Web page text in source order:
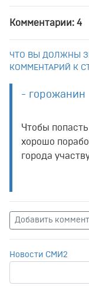
Комментарии: 4
ЧТО ВЫ ДОЛЖНЫ
КОММЕНТАРИЙ К
- горожанин
Чтобы
хорошо
города
Добавить
Новости СМИ2